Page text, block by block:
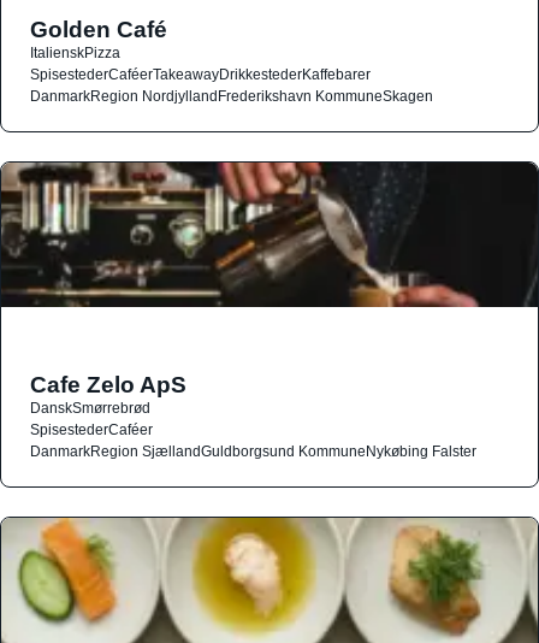
Golden Café
ItalienskPizza
SpisestederCaféerTakeawayDrikkestederKaffebarer
DanmarkRegion NordjyllandFrederikshavn KommuneSkagen
Cafe Zelo ApS
DanskSmørrebrød
SpisestederCaféer
DanmarkRegion SjællandGuldborgsund KommuneNykøbing Falster